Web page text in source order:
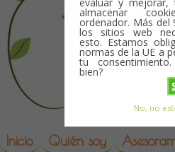
almacenar
ordenador. Más del
los sitios web
esto. Estamos
normas de la UE a
tu
bien?
No, no
reproduccion
Skip to content
Inicio Quién soy